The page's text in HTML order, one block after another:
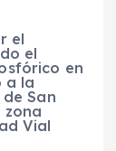
el
el
en
a la
San
zona
Vial